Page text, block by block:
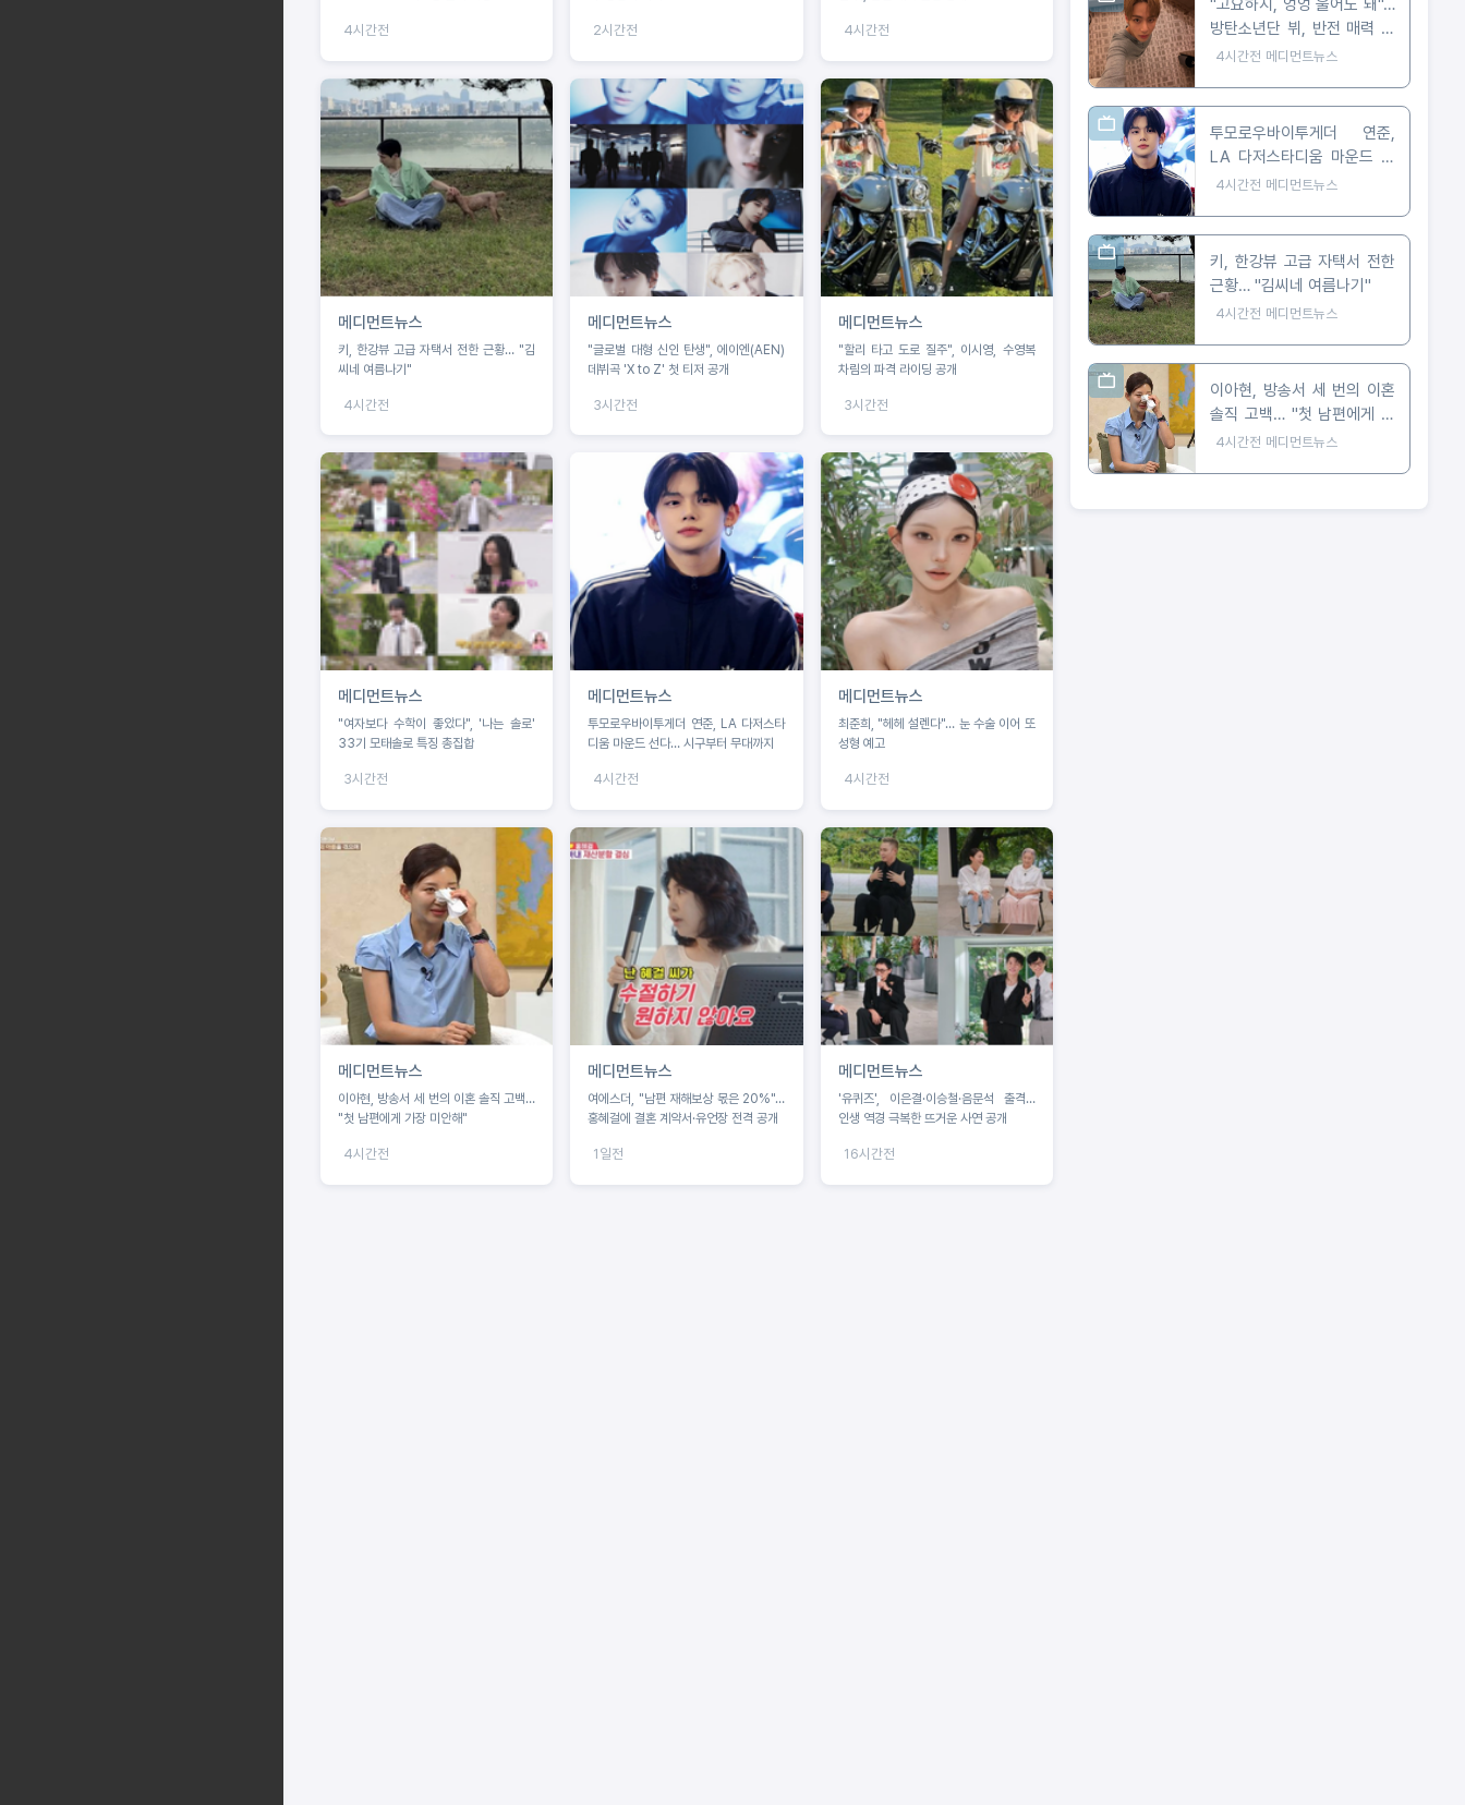
4시간전 2시간전 4시간전
메디먼트뉴스
키, 한강뷰 고급 자택서 전한 근황… "김
씨네 여름나기"
4시간전
메디먼트뉴스
"글로벌 대형 신인 탄생", 에이엔(AEN)
데뷔곡 'X to Z' 첫 티저 공개
3시간전
메디먼트뉴스
"할리 타고 도로 질주", 이시영, 수영복
차림의 파격 라이딩 공개
3시간전
메디먼트뉴스
"여자보다 수학이 좋았다", '나는 솔로'
33기 모태솔로 특징 총집합
3시간전
메디먼트뉴스
투모로우바이투게더 연준, LA 다저스타
디움 마운드 선다… 시구부터 무대까지
4시간전
메디먼트뉴스
최준희, "헤헤 설렌다"… 눈 수술 이어 또
성형 예고
4시간전
메디먼트뉴스
이아현, 방송서 세 번의 이혼 솔직 고백…
"첫 남편에게 가장 미안해"
4시간전
메디먼트뉴스
여에스더, "남편 재해보상 몫은 20%"…
홍혜걸에 결혼 계약서·유언장 전격 공개
1일전
메디먼트뉴스
'유퀴즈', 이은결·이승철·음문석 출격…
인생 역경 극복한 뜨거운 사연 공개
16시간전
"고요하지, 엉엉 울어도 돼"…
방탄소년단 뷔, 반전 매력 근
황 공개
4시간전 메디먼트뉴스
투모로우바이투게더 연준,
LA 다저스타디움 마운드 선
다… 시구부터 무대까지
4시간전 메디먼트뉴스
키, 한강뷰 고급 자택서 전한
근황… "김씨네 여름나기"
4시간전 메디먼트뉴스
이아현, 방송서 세 번의 이혼
솔직 고백… "첫 남편에게 가
장 미안해"
4시간전 메디먼트뉴스